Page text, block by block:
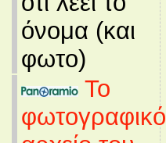
όνομα (και
φωτο)
Το
φωτογραφικό